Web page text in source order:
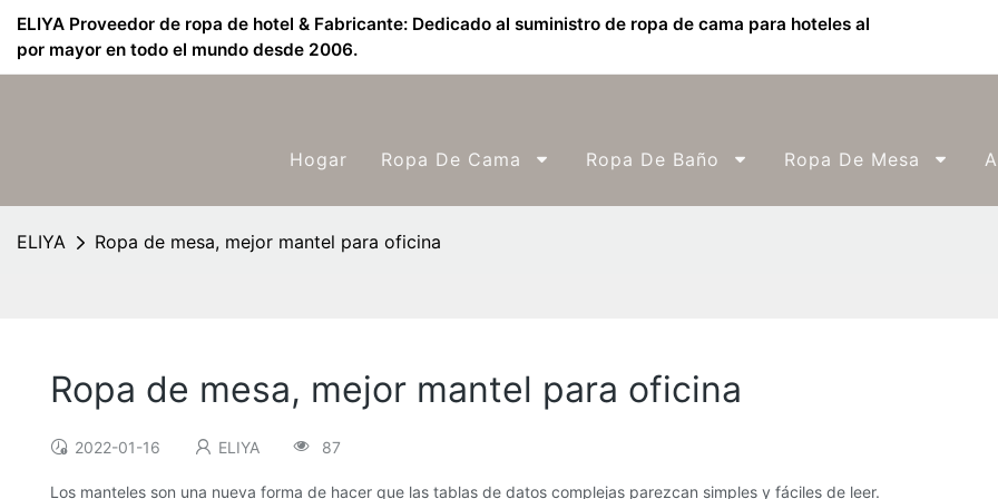
ELIYA Proveedor de ropa de hotel & Fabricante: Dedicado al suministro de ropa de cama para hoteles al
por mayor en todo el mundo desde 2006.
Hogar Ropa De Cama Ropa De Baño Ropa De Mesa
ELIYA Ropa de mesa, mejor mantel para oficina
Ropa de mesa, mejor mantel para oficina
2022-01-16 ELIYA 87
Los manteles son una nueva forma de hacer que las tablas de datos complejas parezcan simples y fáciles de leer.